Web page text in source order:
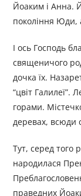
Йоаким і Анна.
покоління Юди,
І ось Господь
священичого
дочка їх.
“цвіт Галилеї”.
горами.
деревах, всюди
Тут, серед того
народилася
праведних